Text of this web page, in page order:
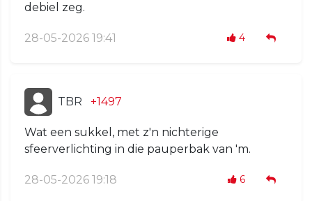
debiel zeg.
28-05-2026 19:41 4
TBR +1497
Wat een sukkel, met z'n nichterige
sfeerverlichting in die pauperbak van 'm.
28-05-2026 19:18 6